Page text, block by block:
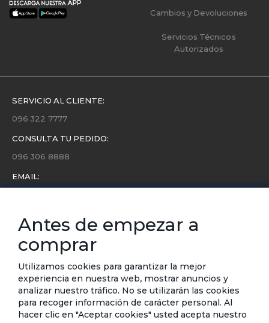
Cambios y Devoluciones
Servicios Técnicos
Autorizados
SERVICIO AL CLIENTE:
096 322 7777
CONSULTA TU PEDIDO:
096 306 8888
EMAIL:
Conoce toda la información sobre últimas colecciones,
eventos y ofertas.
Subscríbete a nuestro newsletter
SUSCRIBIRSE
Antes de empezar a
comprar
Utilizamos cookies para garantizar la mejor
experiencia en nuestra web, mostrar anuncios y
analizar nuestro tráfico. No se utilizarán las cookies
para recoger información de carácter personal. Al
hacer clic en "Aceptar cookies" usted acepta nuestro